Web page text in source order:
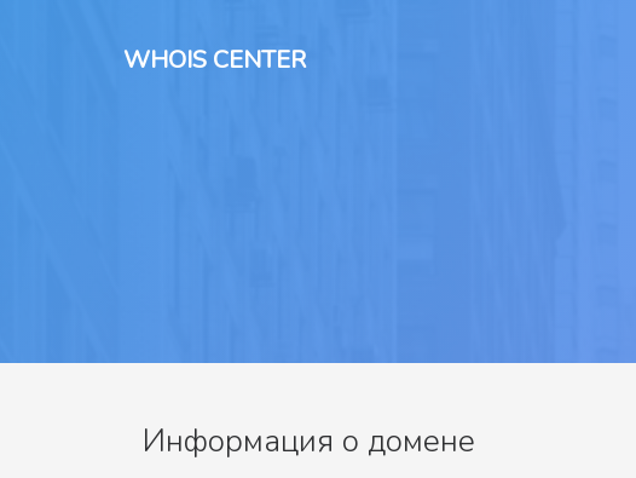
WHOIS CENTER
Информация о домене